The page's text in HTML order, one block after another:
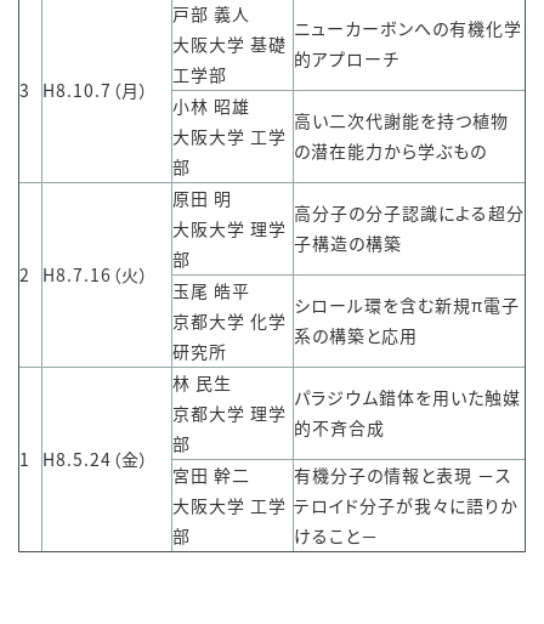
3 H8.10.7（月）
戸部 義人
大阪大学 基礎
工学部
ニューカーボンへの有機化学
的アプローチ
小林 昭雄
大阪大学 工学
部
高い二次代謝能を持つ植物
の潜在能力から学ぶもの
2 H8.7.16（火）
原田 明
大阪大学 理学
部
高分子の分子認識による超分
子構造の構築
玉尾 皓平
京都大学 化学
研究所
シロール環を含む新規π電子
系の構築と応用
1 H8.5.24（金）
林 民生
京都大学 理学
部
パラジウム錯体を用いた触媒
的不斉合成
宮田 幹二
大阪大学 工学
部
有機分子の情報と表現 －ス
テロイド分子が我々に語りか
けること－